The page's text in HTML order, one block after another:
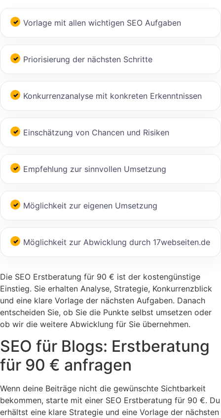
Vorlage mit allen wichtigen SEO Aufgaben
Priorisierung der nächsten Schritte
Konkurrenzanalyse mit konkreten Erkenntnissen
Einschätzung von Chancen und Risiken
Empfehlung zur sinnvollen Umsetzung
Möglichkeit zur eigenen Umsetzung
Möglichkeit zur Abwicklung durch 17webseiten.de
Die SEO Erstberatung für 90 € ist der kostengünstige
Einstieg. Sie erhalten Analyse, Strategie, Konkurrenzblick
und eine klare Vorlage der nächsten Aufgaben. Danach
entscheiden Sie, ob Sie die Punkte selbst umsetzen oder
ob wir die weitere Abwicklung für Sie übernehmen.
SEO für Blogs: Erstberatung
für 90 € anfragen
Wenn deine Beiträge nicht die gewünschte Sichtbarkeit
bekommen, starte mit einer SEO Erstberatung für 90 €. Du
erhältst eine klare Strategie und eine Vorlage der nächsten